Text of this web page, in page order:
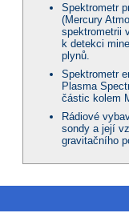
Spektrometr
(Mercury
spektrometrii
k detekci
plynů.
Spektrometr
Plasma
částic kolem
Rádiové
sondy a její
gravitačního